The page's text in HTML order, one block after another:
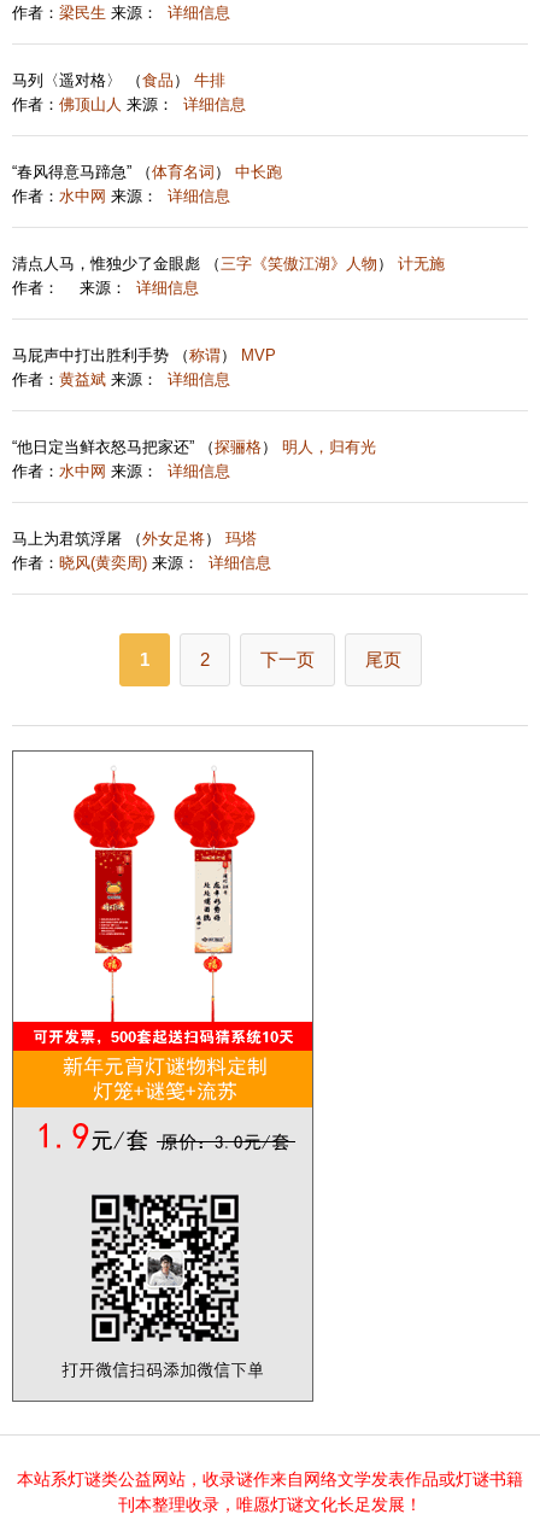
作者： 梁民生 来源： 详细信息
马列〈遥对格〉 （食品 ） 牛排
作者： 佛顶山人 来源： 详细信息
“春风得意马蹄急” （体育名词 ） 中长跑
作者： 水中网 来源： 详细信息
清点人马，惟独少了金眼彪 （三字《笑傲江湖》人物 ） 计无施
作者：
来源： 详细信息
马屁声中打出胜利手势 （称谓）
MVP
作者： 黄益斌 来源： 详细信息
“他日定当鲜衣怒马把家还” （探骊格） 明人，归有光
作者： 水中网 来源： 详细信息
马上为君筑浮屠 （外女足将） 玛塔
作者： 晓风(黄奕周) 来源： 详细信息
1 2 下一页 尾页
本站系灯谜类公益网站，收录谜作来自网络文学发表作品或灯谜书籍
刊本整理收录，唯愿灯谜文化长足发展！